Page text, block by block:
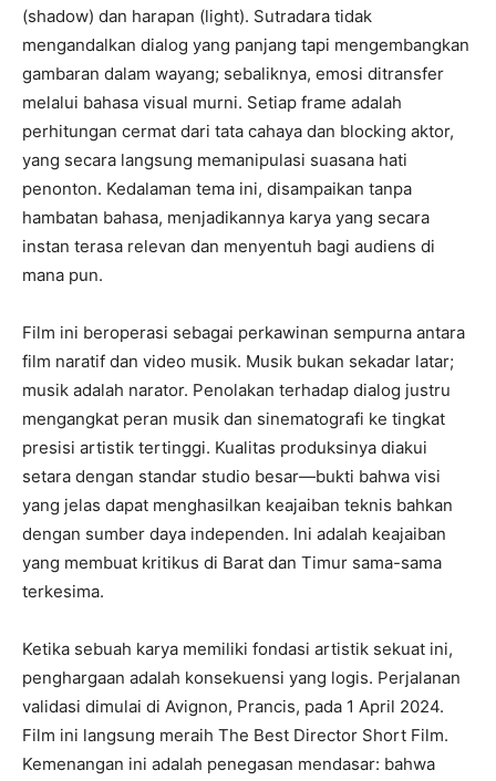
(shadow) dan harapan (light). Sutradara tidak
mengandalkan dialog yang panjang tapi mengembangkan
gambaran dalam wayang; sebaliknya, emosi ditransfer
melalui bahasa visual murni. Setiap frame adalah
perhitungan cermat dari tata cahaya dan blocking aktor,
yang secara langsung memanipulasi suasana hati
penonton. Kedalaman tema ini, disampaikan tanpa
hambatan bahasa, menjadikannya karya yang secara
instan terasa relevan dan menyentuh bagi audiens di
mana pun.
Film ini beroperasi sebagai perkawinan sempurna antara
film naratif dan video musik. Musik bukan sekadar latar;
musik adalah narator. Penolakan terhadap dialog justru
mengangkat peran musik dan sinematografi ke tingkat
presisi artistik tertinggi. Kualitas produksinya diakui
setara dengan standar studio besar—bukti bahwa visi
yang jelas dapat menghasilkan keajaiban teknis bahkan
dengan sumber daya independen. Ini adalah keajaiban
yang membuat kritikus di Barat dan Timur sama-sama
terkesima.
Ketika sebuah karya memiliki fondasi artistik sekuat ini,
penghargaan adalah konsekuensi yang logis. Perjalanan
validasi dimulai di Avignon, Prancis, pada 1 April 2024.
Film ini langsung meraih The Best Director Short Film.
Kemenangan ini adalah penegasan mendasar: bahwa